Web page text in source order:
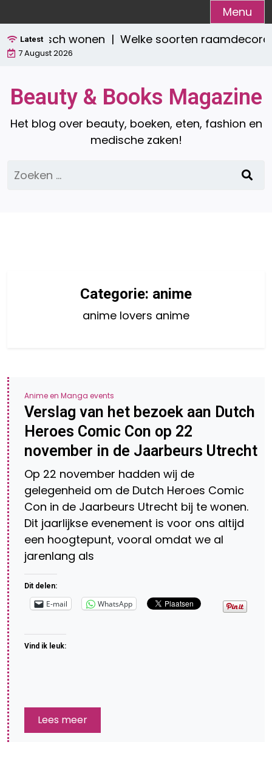
naar
de
inhoud
Menu
Latest
praktisch wonen |Welke soorten
7 August 2026
Beauty & Books Magazine
Het blog over beauty, boeken, eten, fashion en
medische zaken!
Zoeken
naar:
Categorie: anime
anime lovers anime
Anime en Manga events
Verslag van het bezoek aan Dutch
Heroes Comic Con op 22
november in de Jaarbeurs Utrecht
Op 22 november hadden wij de
gelegenheid om de Dutch Heroes Comic
Con in de Jaarbeurs Utrecht bij te wonen.
Dit jaarlijkse evenement is voor ons altijd
een hoogtepunt, vooral omdat we al
jarenlang als
Dit delen:
E-mail WhatsApp
Vind ik leuk:
Lees meer